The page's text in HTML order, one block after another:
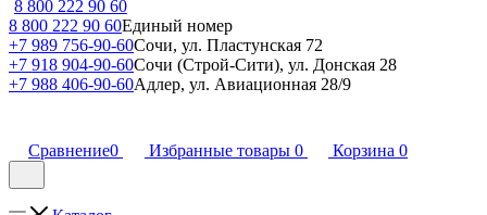
8 800 222 90 60
8 800 222 90 60Единый номер
+7 989 756-90-60Сочи, ул. Пластунская 72
+7 918 904-90-60Сочи (Строй-Сити), ул. Донская 28
+7 988 406-90-60Адлер, ул. Авиационная 28/9
Сравнение0 Избранные товары 0 Корзина 0